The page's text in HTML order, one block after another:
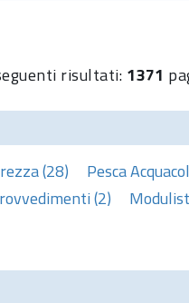
risultati: 1371
(28)
Pesca
(2)